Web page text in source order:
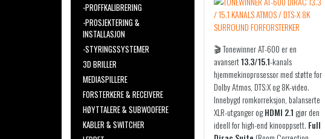
-PROFFKALIBRERING
-PROSJEKTERING &
INSTALLASJON
-STYRINGSSYSTEMER
3D BRILLER
MEDIASPILLERE
FORSTERKERE & RECEIVERE
HØYTTALERE & SUBWOOFERE
KABLER & SWITCHER
🎬 Tonewinner AT-600 er en
avansert13.3/15.1-kanals
hjemmekinoprosessor med støtte for
Dolby Atmos, DTS:X og 8K-video.
Innebygd romkorreksjon, balanserte
XLR-utganger ogHDMI 2.1 gjør den
ideell for high-end kinooppsett. Full